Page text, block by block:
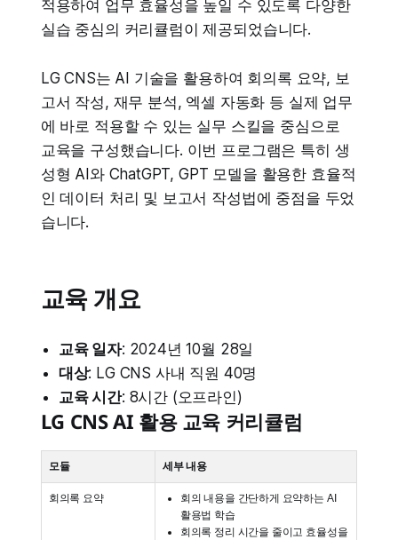
적용하여 업무 효율성을 높일 수 있도록 다양한
실습 중심의 커리큘럼이 제공되었습니다.
LG CNS는 AI 기술을 활용하여 회의록 요약, 보
고서 작성, 재무 분석, 엑셀 자동화 등 실제 업무
에 바로 적용할 수 있는 실무 스킬을 중심으로
교육을 구성했습니다. 이번 프로그램은 특히 생
성형 AI와 ChatGPT, GPT 모델을 활용한 효율적
인 데이터 처리 및 보고서 작성법에 중점을 두었
습니다.
교육 개요
교육 일자: 2024년 10월 28일
대상: LG CNS 사내 직원 40명
교육 시간: 8시간 (오프라인)
LG CNS AI 활용 교육 커리큘럼
모듈 세부 내용
회의록 요약
회의 내용을 간단하게 요약하는 AI
활용법 학습
회의록 정리 시간을 줄이고 효율성을